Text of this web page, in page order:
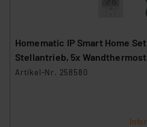
Homematic IP Smart Home
Stellantrieb, 5x
Fußbodenheizungscontroller
Artikel-Nr. 258580